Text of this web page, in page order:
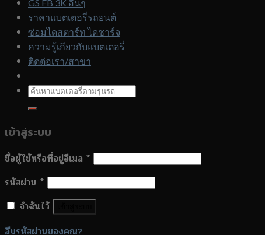
GS FB 3K อื่นๆ
ราคาแบตเตอรี่รถยนต์
ซ่อมไดสตาร์ท ไดชาร์จ
ความรู้เกียวกับแบตเตอรี่
ติดต่อเรา/สาขา
ค้นหา:
เข้าสู่ระบบ
ชื่อผู้ใช้หรือที่อยู่อีเมล *
รหัสผ่าน *
จำฉันไว้
ลืมรหัสผ่านของคุณ?